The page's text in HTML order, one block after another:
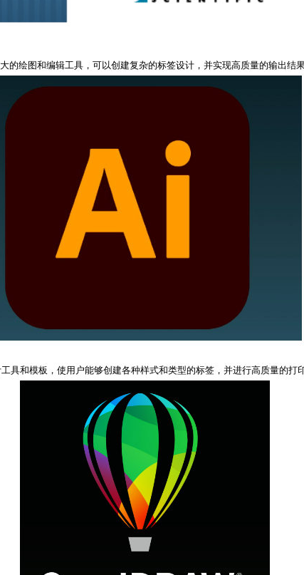
的绘图和编辑工具，可以创建复杂的标签设计，并实现高质量的输出结
具和模板，使用户能够创建各种样式和类型的标签，并进行高质量的打